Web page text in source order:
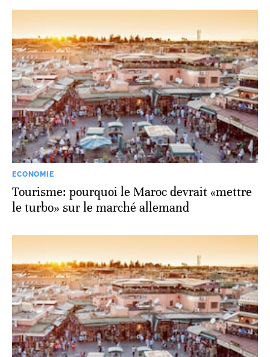
ECONOMIE
Tourisme: pourquoi le Maroc devrait «mettre
le turbo» sur le marché allemand